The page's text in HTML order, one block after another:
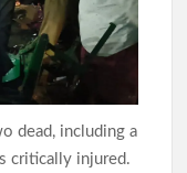
एक्का चौक तक गूंजा
का आंदोलन जारी,
dead, including a
critically injured.